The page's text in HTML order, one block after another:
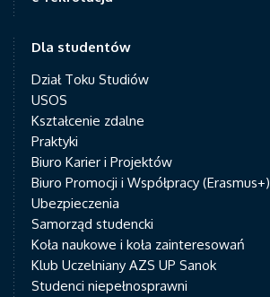
Dla studentów
Dział Toku Studiów
USOS
Kształcenie zdalne
Praktyki
Biuro Karier i Projektów
Biuro Promocji i Współpracy (Erasmus+)
Ubezpieczenia
Samorząd studencki
Koła naukowe i koła zainteresowań
Klub Uczelniany AZS UP Sanok
Studenci niepełnosprawni